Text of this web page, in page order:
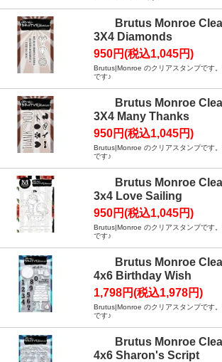
Brutus Monroe
3X4 Diamonds
950円(税込1,045円)
Brutus|Monroe のクリアスタンプです
です♪
Brutus Monroe
3X4 Many Thanks
950円(税込1,045円)
Brutus|Monroe のクリアスタンプです
です♪
Brutus Monroe
3x4 Love Sailing
950円(税込1,045円)
Brutus|Monroe のクリアスタンプです
です♪
Brutus Monroe
4x6 Birthday Wish
1,798円(税込1,978円)
Brutus|Monroe のクリアスタンプです
です♪
Brutus Monroe
4x6 Sharon's Script